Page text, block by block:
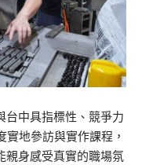
台中具指標性、競爭力
地參訪與實作課程，
親身感受真實的職場氛